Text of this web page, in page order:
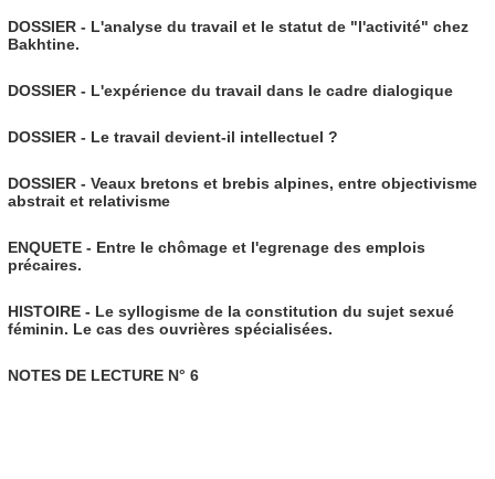
DOSSIER - L'analyse du travail et le statut de "l'activité" chez
Bakhtine.
DOSSIER - L'expérience du travail dans le cadre dialogique
DOSSIER - Le travail devient-il intellectuel ?
DOSSIER - Veaux bretons et brebis alpines, entre objectivisme
abstrait et relativisme
ENQUETE - Entre le chômage et l'egrenage des emplois
précaires.
HISTOIRE - Le syllogisme de la constitution du sujet sexué
féminin. Le cas des ouvrières spécialisées.
NOTES DE LECTURE N° 6